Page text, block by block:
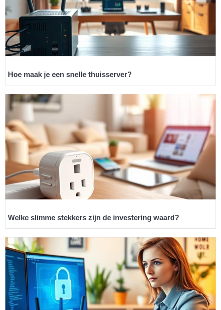
Hoe maak je een snelle thuisserver?
Welke slimme stekkers zijn de investering waard?